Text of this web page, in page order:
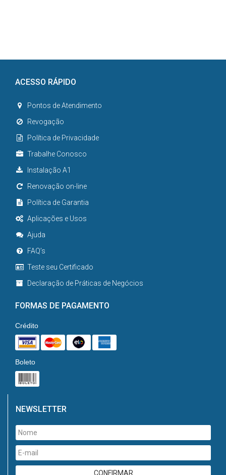
ACESSO RÁPIDO
Pontos de Atendimento
Revogação
Política de Privacidade
Trabalhe Conosco
Instalação A1
Renovação on-line
Política de Garantia
Aplicações e Usos
Ajuda
FAQ’s
Teste seu Certificado
Declaração de Práticas de Negócios
FORMAS DE PAGAMENTO
Crédito
Boleto
NEWSLETTER